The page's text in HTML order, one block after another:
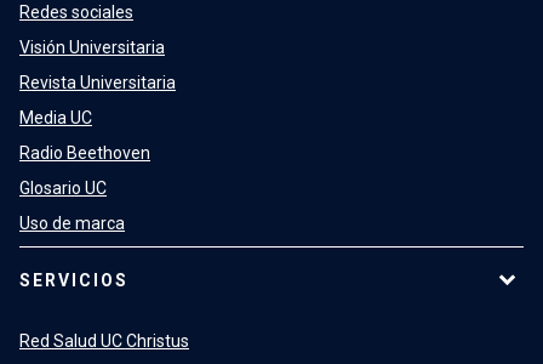
Redes sociales
Visión Universitaria
Revista Universitaria
Media UC
Radio Beethoven
Glosario UC
Uso de marca
SERVICIOS
Red Salud UC Christus